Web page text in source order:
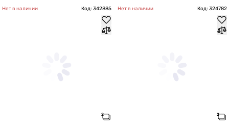
Нет в наличии Код: 342885 Нет в наличии Код: 324782